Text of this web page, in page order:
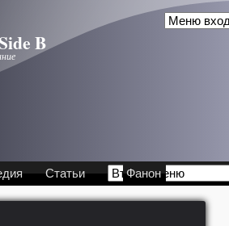
B
Статьи Фанон